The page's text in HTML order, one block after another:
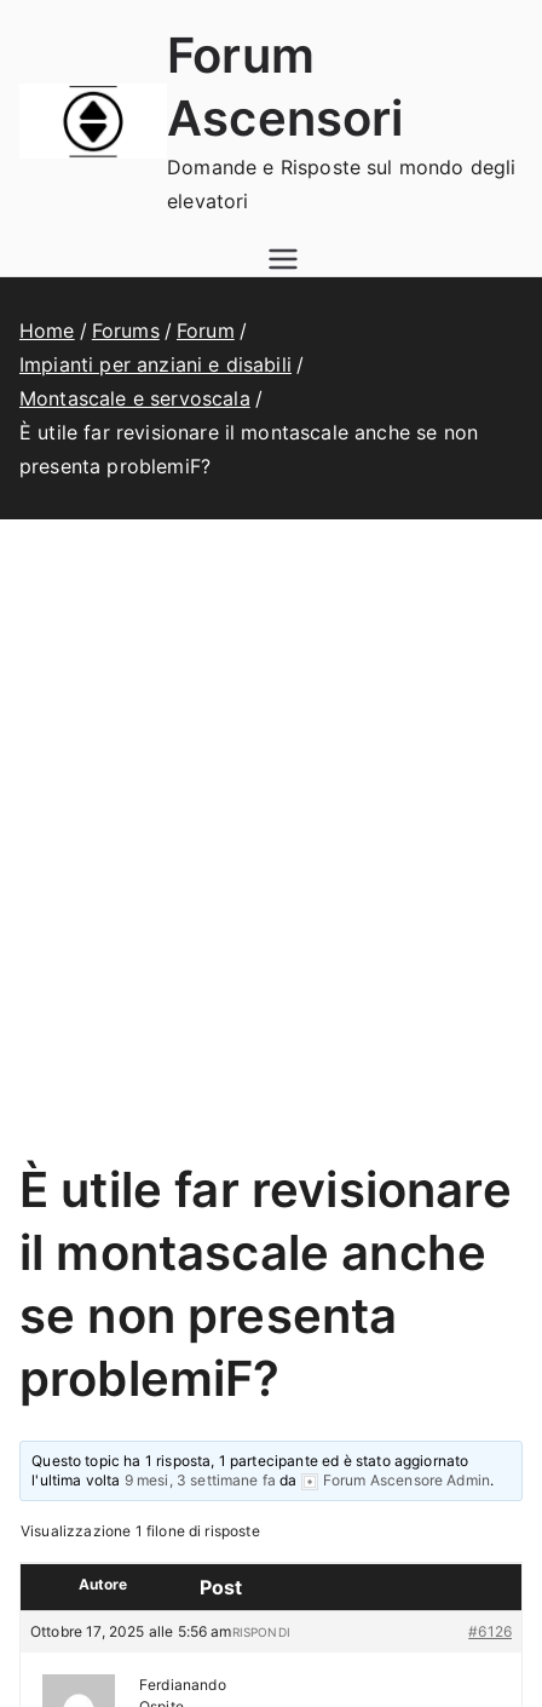
contenuto
Forum
Ascensori
Domande e Risposte sul mondo degli
elevatori
Home Forums
Forum
Impianti per anziani e disabili
Montascale e servoscala
È utile far revisionare il montascale anche se non
presenta problemiF?
È utile far revisionare
il montascale anche
se non presenta
problemiF?
Questo topic ha 1 risposta, 1 partecipante ed è stato aggiornato
l'ultima volta 9 mesi, 3 settimane fa da Forum Ascensore Admin.
Visualizzazione 1 filone di risposte
Autore Post
Ottobre 17, 2025 alle 5:56 am #6126
RISPONDI
Ferdianando